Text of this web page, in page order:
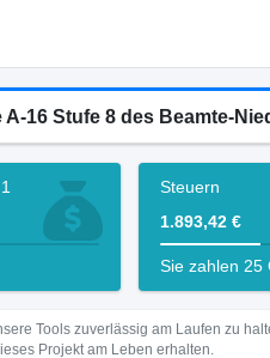
16 Stufe 8 des Beamte-
Steuern
1.893,42 €
Sie zahlen 25
Tools zuverlässig am Laufen zu
Projekt am Leben erhalten.